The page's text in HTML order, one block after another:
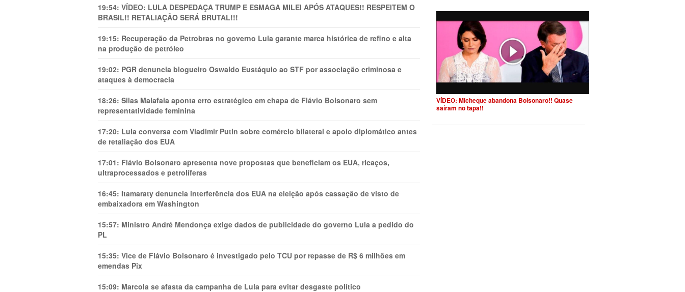
19:54: VÍDEO: LULA DESPEDAÇA TRUMP E ESMAGA MILEI APÓS ATAQUES!! RESPEITEM O
BRASIL!! RETALIAÇÃO SERÁ BRUTAL!!!
19:15: Recuperação da Petrobras no governo Lula garante marca histórica de refino e alta
na produção de petróleo
19:02: PGR denuncia blogueiro Oswaldo Eustáquio ao STF por associação criminosa e
ataques à democracia
18:26: Silas Malafaia aponta erro estratégico em chapa de Flávio Bolsonaro sem
representatividade feminina
17:20: Lula conversa com Vladimir Putin sobre comércio bilateral e apoio diplomático antes
de retaliação dos EUA
17:01: Flávio Bolsonaro apresenta nove propostas que beneficiam os EUA, ricaços,
ultraprocessados e petrolíferas
16:45: Itamaraty denuncia interferência dos EUA na eleição após cassação de visto de
embaixadora em Washington
15:57: Ministro André Mendonça exige dados de publicidade do governo Lula a pedido do
PL
15:35: Vice de Flávio Bolsonaro é investigado pelo TCU por repasse de R$ 6 milhões em
emendas Pix
15:09: Marcola se afasta da campanha de Lula para evitar desgaste político
VÍDEO: Micheque abandona Bolsonaro!! Quase
saíram no tapa!!